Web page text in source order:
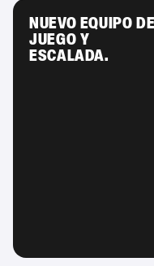
NUEVO EQUIPO DE
JUEGO Y
ESCALADA.